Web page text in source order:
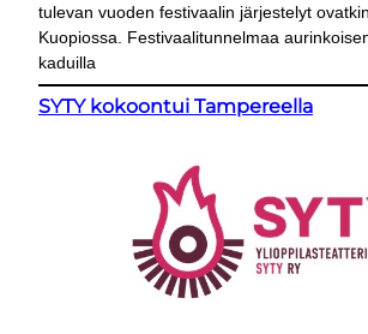
tulevan vuoden festivaalin järjestelyt
Kuopiossa. Festivaalitunnelmaa
kaduilla
SYTY kokoontui Tampereella